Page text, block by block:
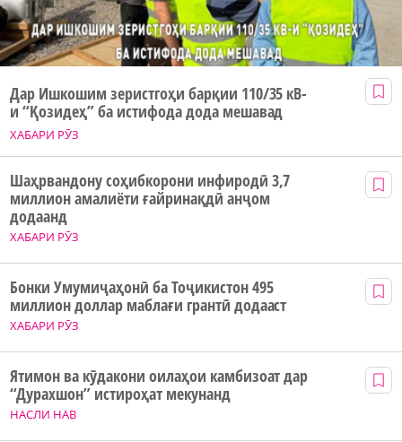
ХАБАРИ РӮЗ
Дар Ишкошим зеристгоҳи барқии 110/35 кВ-
и “Қозидеҳ” ба истифода дода мешавад
ХАБАРИ РӮЗ
Шаҳрвандону соҳибкорони инфиродӣ 3,7
миллион амалиёти ғайринақдӣ анҷом
додаанд
ХАБАРИ РӮЗ
Бонки Умумиҷаҳонӣ ба Тоҷикистон 495
миллион доллар маблағи грантӣ додааст
НАСЛИ НАВ
Ятимон ва кӯдакони оилаҳои камбизоат дар
“Дурахшон” истироҳат мекунанд